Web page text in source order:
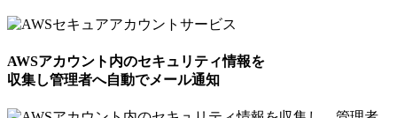
AWSアカウント内のセキュリティ情報を
収集し管理者へ自動でメール通知